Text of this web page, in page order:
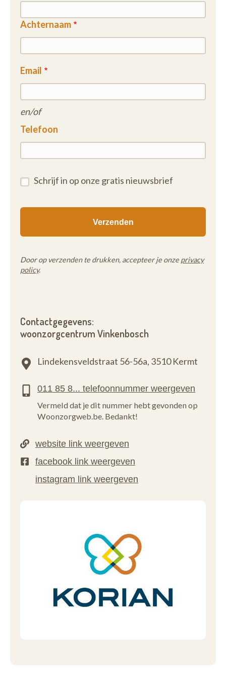
Achternaam
Email
en/of
Telefoon
Schrijf in op onze gratis nieuwsbrief
Door op verzenden te drukken, accepteer je onze privacy
policy.
Contactgegevens:
woonzorgcentrum Vinkenbosch
Lindekensveldstraat 56-56a, 3510 Kermt
Vermeld dat je dit nummer hebt gevonden op
Woonzorgweb.be. Bedankt!